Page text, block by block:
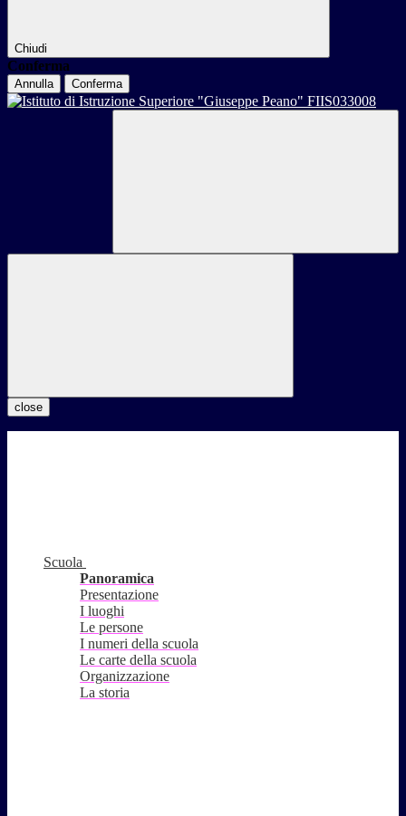
Chiudi
Conferma
Annulla Conferma
close
Scuola
Panoramica
Presentazione
I luoghi
Le persone
I numeri della scuola
Le carte della scuola
Organizzazione
La storia